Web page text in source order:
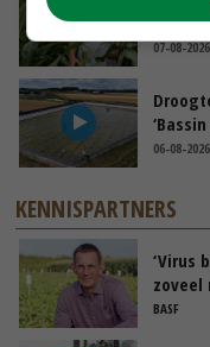
goed
07-08-2026
06-08-2026
KENNISPARTNERS
‘Virus
zoveel
BASF